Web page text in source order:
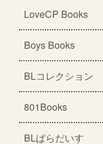
LoveCP Books
Boys Books
BLコレクション
801Books
BLぱらだいす